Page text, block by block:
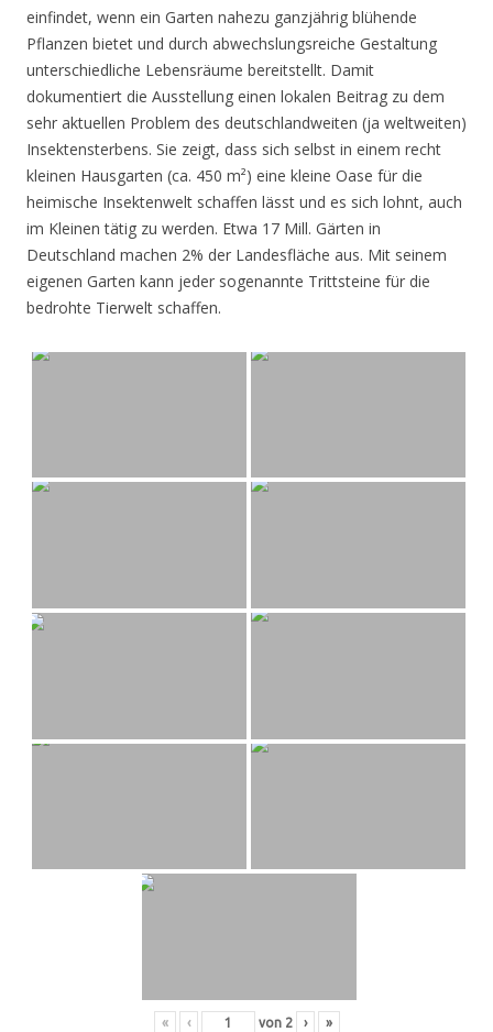
einfindet, wenn ein Garten nahezu ganzjährig blühende
Pflanzen bietet und durch abwechslungsreiche Gestaltung
unterschiedliche Lebensräume bereitstellt. Damit
dokumentiert die Ausstellung einen lokalen Beitrag zu dem
sehr aktuellen Problem des deutschlandweiten (ja weltweiten)
Insektensterbens. Sie zeigt, dass sich selbst in einem recht
kleinen Hausgarten (ca. 450 m²) eine kleine Oase für die
heimische Insektenwelt schaffen lässt und es sich lohnt, auch
im Kleinen tätig zu werden. Etwa 17 Mill. Gärten in
Deutschland machen 2% der Landesfläche aus. Mit seinem
eigenen Garten kann jeder sogenannte Trittsteine für die
bedrohte Tierwelt schaffen.
« ‹ von 2 › »